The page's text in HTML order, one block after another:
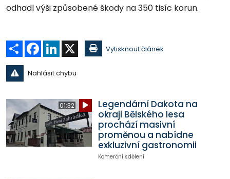
odhadl výši způsobené škody na 350 tisíc korun.
Sdílet Facebook
LinkedIn Vytisknout článek
Nahlásit chybu
01:32
Legendární Dakota na
okraji Bělského lesa
prochází masivní
proměnou a nabídne
exkluzivní gastronomii
Komerční sdělení